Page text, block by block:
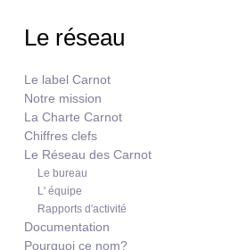
Le réseau
Le label Carnot
Notre mission
La Charte Carnot
Chiffres clefs
Le Réseau des Carnot
Le bureau
L' équipe
Rapports d'activité
Documentation
Pourquoi ce nom?